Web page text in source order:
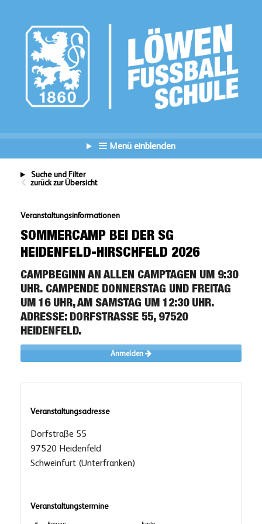
Menü einblenden
Suche und Filter
zurück zur Übersicht
Veranstaltungsinformationen
SOMMERCAMP BEI DER SG
HEIDENFELD-HIRSCHFELD 2026
CAMPBEGINN AN ALLEN CAMPTAGEN UM 9:30
UHR. CAMPENDE DONNERSTAG UND FREITAG
UM 16 UHR, AM SAMSTAG UM 12:30 UHR.
ADRESSE: DORFSTRASSE 55, 97520 H
EIDENFELD.
Anmelden
Veranstaltungsadresse
Dorfstraße 55
97520 Heidenfeld
Schweinfurt (Unterfranken)
Veranstaltungstermine